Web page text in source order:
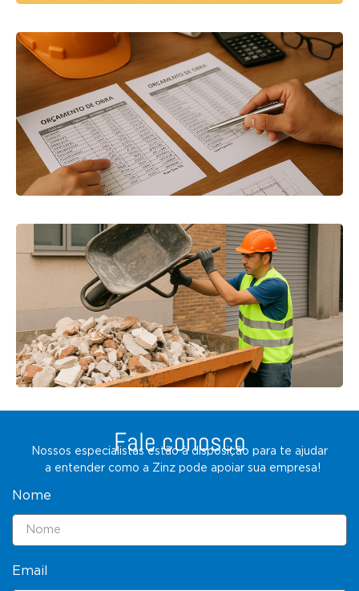
Fale conosco
Nossos especialistas estão à disposição para te ajudar
a entender como a Zinz pode apoiar sua empresa!
Nome
Email